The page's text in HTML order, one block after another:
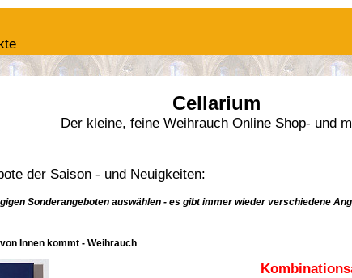
Cellarium
Der kleine, feine Weihrauch Online Shop- und
der Saison - und Neuigkeiten:
Sonderangeboten auswählen - es gibt immer wieder verschiedene
Innen kommt - Weihrauch